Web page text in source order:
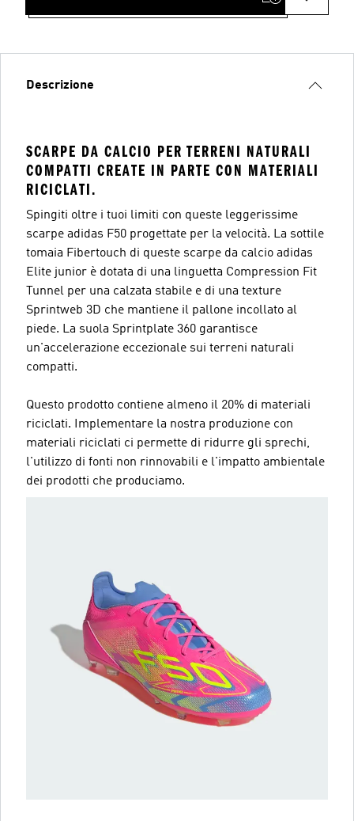
Descrizione
SCARPE DA CALCIO PER TERRENI NATURALI
COMPATTI CREATE IN PARTE CON MATERIALI
RICICLATI.
Spingiti oltre i tuoi limiti con queste leggerissime
scarpe adidas F50 progettate per la velocità. La sottile
tomaia Fibertouch di queste scarpe da calcio adidas
Elite junior è dotata di una linguetta Compression Fit
Tunnel per una calzata stabile e di una texture
Sprintweb 3D che mantiene il pallone incollato al
piede. La suola Sprintplate 360 garantisce
un'accelerazione eccezionale sui terreni naturali
compatti.
Questo prodotto contiene almeno il 20% di materiali
riciclati. Implementare la nostra produzione con
materiali riciclati ci permette di ridurre gli sprechi,
l'utilizzo di fonti non rinnovabili e l'impatto ambientale
dei prodotti che produciamo.